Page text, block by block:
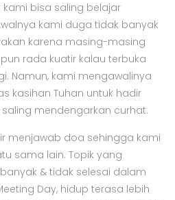
kami bisa saling belajar
kami duga tidak banyak
karena masing-masing
rada kuatir kalau terbuka
Namun, kami mengawalinya
kasihan Tuhan untuk hadir
mendengarkan curhat.
menjawab doa sehingga kami
sama lain. Topik yang
& tidak selesai dalam
Day, hidup terasa lebih